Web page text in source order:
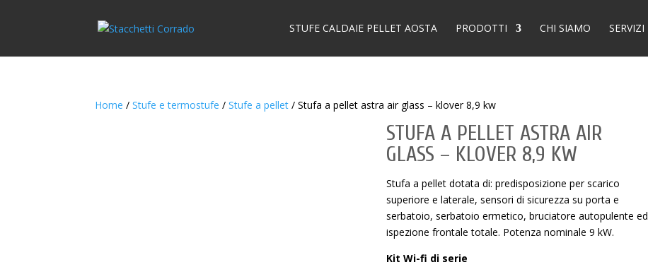
STUFE CALDAIE PELLET AOSTA PRODOTTI CHI SIAMO SERVIZI
Home /Stufe e termostufe /Stufe a pellet / Stufa a pellet astra air glass – klover 8,9 kw
STUFA A PELLET ASTRA AIR
GLASS – KLOVER 8,9 KW
Stufa a pellet dotata di: predisposizione per scarico
superiore e laterale, sensori di sicurezza su porta e
serbatoio, serbatoio ermetico, bruciatore autopulente ed
ispezione frontale totale. Potenza nominale 9 kW.
Kit Wi-fi di serie